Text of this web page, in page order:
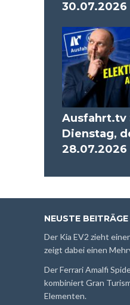
30.07.2026
Ausfahrt.tv
Dienstag,
28.07.2026
NEUSTE BEITRÄGE
Der Kia EV2 zieht
zeigt dabei einen
Der Ferrari Amalfi
kombiniert Gran
Elementen.